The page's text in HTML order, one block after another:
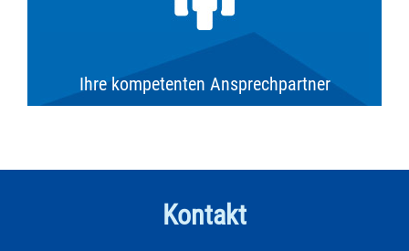
Ihre kompetenten Ansprechpartner
Kontakt